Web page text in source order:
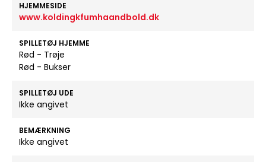
HJEMMESIDE
www.koldingkfumhaandbold.dk
SPILLETØJ HJEMME
Rød - Trøje
Rød - Bukser
SPILLETØJ UDE
Ikke angivet
BEMÆRKNING
Ikke angivet